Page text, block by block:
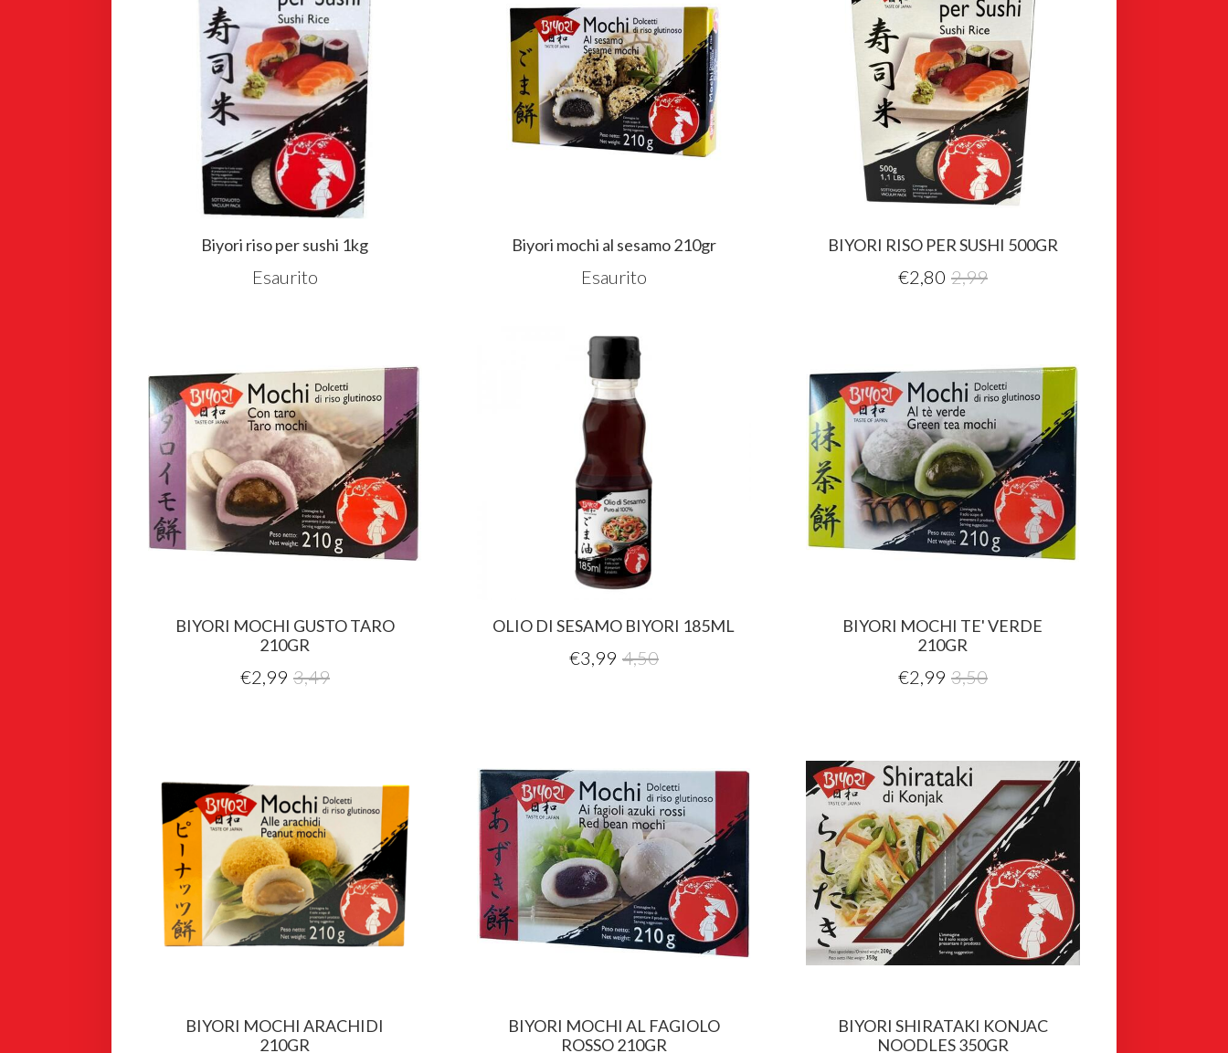
Biyori riso per sushi 1kg
Esaurito
Biyori mochi al sesamo 210gr
Esaurito
BIYORI RISO PER SUSHI 500GR
€2,80 2,99
BIYORI MOCHI GUSTO TARO
210GR
€2,99 3,49
OLIO DI SESAMO BIYORI 185ML
€3,99 4,50
BIYORI MOCHI TE' VERDE
210GR
€2,99 3,50
BIYORI MOCHI ARACHIDI
210GR
BIYORI MOCHI AL FAGIOLO
ROSSO 210GR
BIYORI SHIRATAKI KONJAC
NOODLES 350GR